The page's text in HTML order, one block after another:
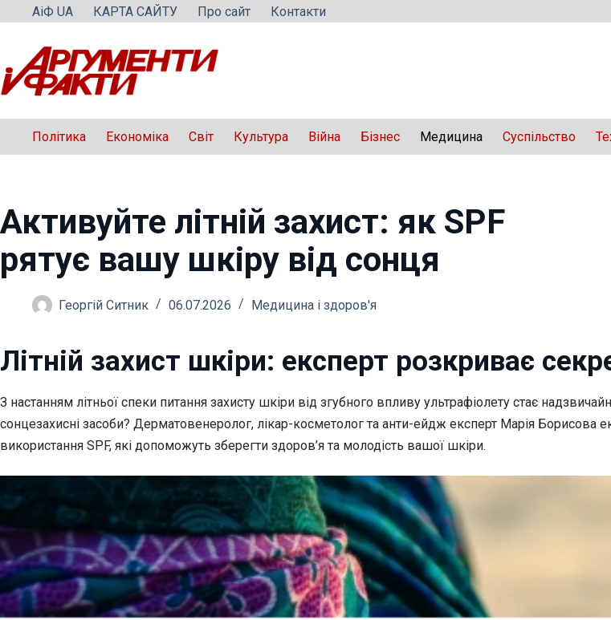
Перейти
вмісту
АіФ UA КАРТА САЙТУ Про сайт Контакти
Політика Економіка Світ Культура Війна Бізнес Медицина Суспільство
Активуйте літній захист: як SPF
рятує вашу шкіру від сонця
Георгій Ситник 06.07.2026 Медицина і здоров'я
Літній захист шкіри: експерт розкриває
З настанням літньої спеки питання захисту шкіри від згубного впливу ультрафіолету стає
сонцезахисні засоби? Дерматовенеролог, лікар-косметолог та анти-ейдж експерт Марія Борисова
використання SPF, які допоможуть зберегти здоров’я та молодість вашої шкіри.